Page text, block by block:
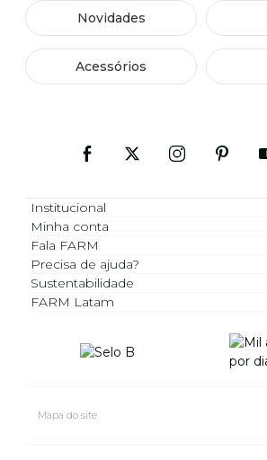
Novidades
Acessórios
Institucional
Minha conta
Fala FARM
Precisa de ajuda?
Sustentabilidade
FARM Latam
Mapa do site